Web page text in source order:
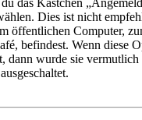
das Kästchen
Dies ist nicht
öffentlichen Computer,
befindest. Wenn diese
dann wurde sie